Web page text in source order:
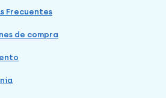
Frecuentes
de compra